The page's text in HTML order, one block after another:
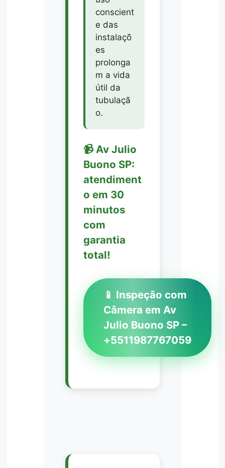
conscient
e das
instalaçõ
es
prolonga
m a vida
útil da
tubulaçã
o.
📹 Av Julio
Buono SP:
atendiment
o em 30
minutos
com
garantia
total!
📱 Inspeção com
Câmera em Av
Julio Buono SP –
+5511987767059